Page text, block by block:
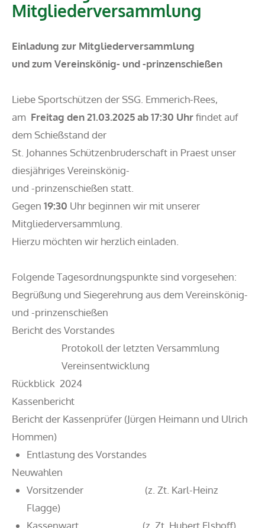
Mitgliederversammlung
Einladung zur Mitgliederversammlung
und zum Vereinskönig- und -prinzenschießen
Liebe Sportschützen der SSG. Emmerich-Rees,
am Freitag den 21.03.2025 ab 17:30 Uhrfindet auf
dem Schießstand der
St. Johannes Schützenbruderschaft in Praest unser
diesjähriges Vereinskönig-
und -prinzenschießen statt.
Gegen 19:30 Uhr beginnen wir mit unserer
Mitgliederversammlung.
Hierzu möchten wir herzlich einladen.
Folgende Tagesordnungspunkte sind vorgesehen:
Begrüßung und Siegerehrung aus dem Vereinskönig-
und -prinzenschießen
Bericht des Vorstandes
Protokoll der letzten Versammlung
Vereinsentwicklung
Rückblick 2024
Kassenbericht
Bericht der Kassenprüfer (Jürgen Heimann und Ulrich
Hommen)
Entlastung des Vorstandes
Neuwahlen
Vorsitzender (z. Zt. Karl-Heinz
Flagge)
Kassenwart (z. Zt. Hubert Elshoff)